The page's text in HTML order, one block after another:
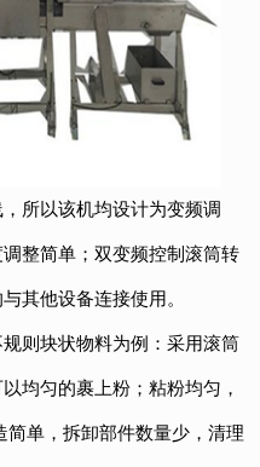
所以该机均设计为变频调
整简单；双变频控制滚筒转
其他设备连接使用。
则块状物料为例：采用滚筒
均匀的裹上粉；粘粉均匀，
单，拆卸部件数量少，清理